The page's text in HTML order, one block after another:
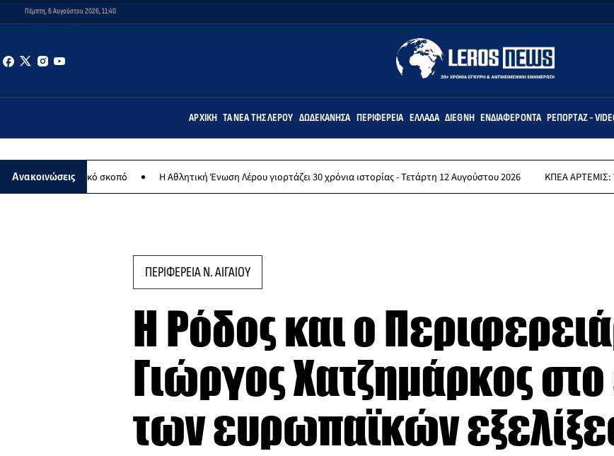
Πέμπτη, 6 Αυγούστου 2026, 11:40
ΑΡΧΙΚΉ ΤΑ ΝΈΑ ΤΗΣ ΛΈΡΟΥ ΔΩΔΕΚΆΝΗΣΑ ΠΕΡΙΦΈΡΕΙΑ ΕΛΛΆΔΑ ΔΙΕΘΝΉ ΕΝΔΙΑΦΈΡΟΝΤΑ ΡΕΠΟΡΤΆΖ -
Ανακοινώσεις
σκοπό Η Αθλητική Ένωση Λέρου γιορτάζει 30 χρόνια ιστορίας - Τετάρτη 12 Αυγούστου 2026 ΚΠΕΑ ΑΡΤΕΜΙΣ: Το
ΠΕΡΙΦΕΡΕΙΑ Ν. ΑΙΓΑΙΟΥ
Η Ρόδος και ο
Γιώργος Χατζημάρκος
των ευρωπαϊκών